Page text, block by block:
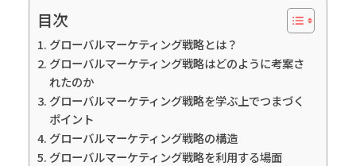
目次
グローバルマーケティング戦略とは？
グローバルマーケティング戦略はどのように考案さ
れたのか
グローバルマーケティング戦略を学ぶ上でつまづく
ポイント
グローバルマーケティング戦略の構造
グローバルマーケティング戦略を利用する場面